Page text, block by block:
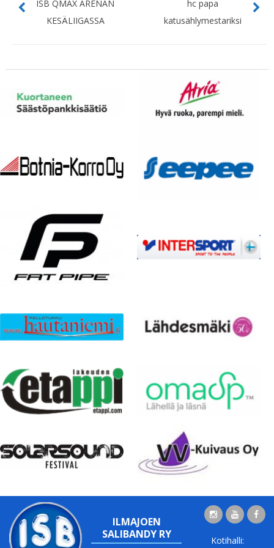
hc papa
katusählymestariksi
ISB QMAX ARENAN
KESÄLIIGASSA
ILMAJOEN
SALIBANDY RY
Kotihalli: